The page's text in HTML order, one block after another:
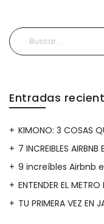
Buscar:
Entradas
KIMONO: 3 COSAS
7 INCREIBLES
9 increíbles Airbnb
ENTENDER EL
TU PRIMERA VEZ EN